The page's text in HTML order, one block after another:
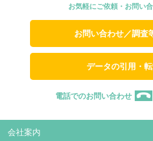
お気軽にご依頼・お問い
お問い合わせ／調査
データの引用・
電話でのお問い合わせ
会社案内